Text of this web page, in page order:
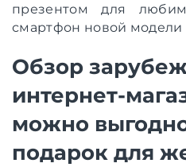
презентом для
смартфон новой
Обзор
интернет-
можно
подарок для